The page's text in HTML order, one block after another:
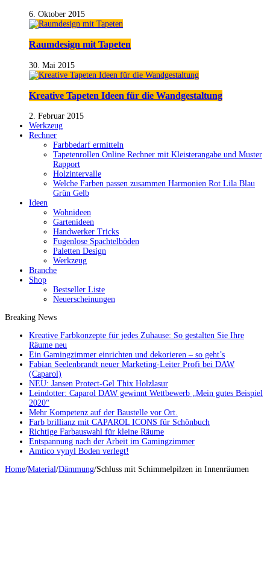
6. Oktober 2015
Raumdesign mit Tapeten
30. Mai 2015
Kreative Tapeten Ideen für die Wandgestaltung
2. Februar 2015
Werkzeug
Rechner
Farbbedarf ermitteln
Tapetenrollen Online Rechner mit Kleisterangabe und Muster
Rapport
Holzintervalle
Welche Farben passen zusammen Harmonien Rot Lila Blau
Grün Gelb
Ideen
Wohnideen
Gartenideen
Handwerker Tricks
Fugenlose Spachtelböden
Paletten Design
Werkzeug
Branche
Shop
Bestseller Liste
Neuerscheinungen
Breaking News
Kreative Farbkonzepte für jedes Zuhause: So gestalten Sie Ihre
Räume neu
Ein Gamingzimmer einrichten und dekorieren – so geht’s
Fabian Seelenbrandt neuer Marketing-Leiter Profi bei DAW
(Caparol)
NEU: Jansen Protect-Gel Thix Holzlasur
Leindotter: Caparol DAW gewinnt Wettbewerb „Mein gutes Beispiel
2020“
Mehr Kompetenz auf der Baustelle vor Ort.
Farb brillianz mit CAPAROL ICONS für Schönbuch
Richtige Farbauswahl für kleine Räume
Entspannung nach der Arbeit im Gamingzimmer
Amtico vynyl Boden verlegt!
Home/Material/Dämmung/Schluss mit Schimmelpilzen in Innenräumen